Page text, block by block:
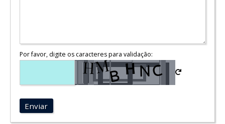
Por favor, digite os caracteres para validação:
Enviar